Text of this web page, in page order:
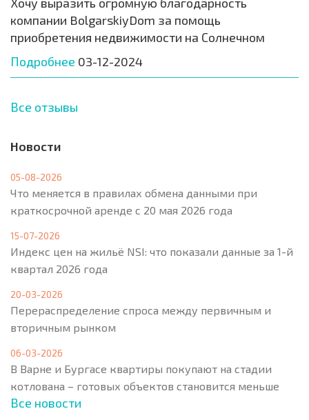
компании BolgarskiyDom за помощь
приобретения недвижимости на Солнечном
Подробнее 03-12-2024
Все отзывы
Новости
05-08-2026
Что меняется в правилах обмена данными при
краткосрочной аренде с 20 мая 2026 года
15-07-2026
Индекс цен на жильё NSI: что показали данные за 1-й
квартал 2026 года
20-03-2026
Перераспределение спроса между первичным и
вторичным рынком
06-03-2026
В Варне и Бургасе квартиры покупают на стадии
котлована – готовых объектов становится меньше
Все новости